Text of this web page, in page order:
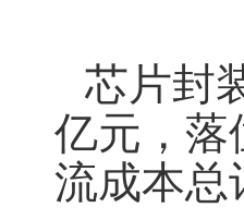
芯片封
亿元，落
流成本总